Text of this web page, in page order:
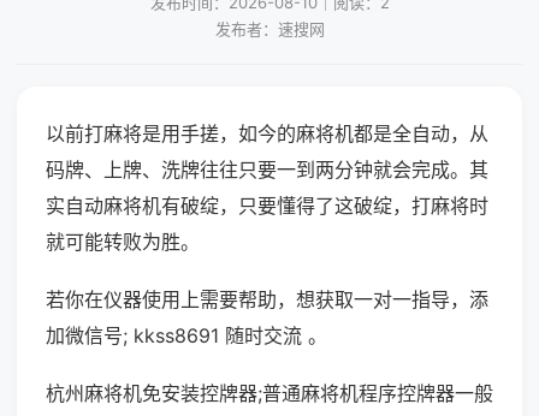
发布者：速搜网
以前打麻将是用手搓，如今的麻将机都是全自动，从
码牌、上牌、洗牌往往只要一到两分钟就会完成。其
实自动麻将机有破绽，只要懂得了这破绽，打麻将时
就可能转败为胜。
若你在仪器使用上需要帮助，想获取一对一指导，添
加微信号; kkss8691 随时交流 。
杭州麻将机免安装控牌器;普通麻将机程序控牌器一般